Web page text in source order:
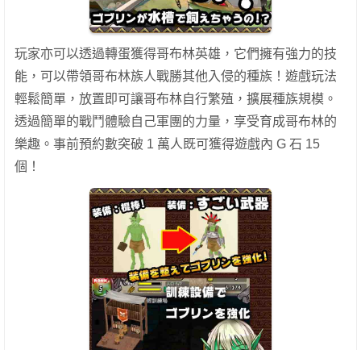
玩家亦可以透過轉蛋獲得哥布林英雄，它們擁有強力的技
能，可以帶領哥布林族人戰勝其他入侵的種族！遊戲玩法
輕鬆簡單，放置即可讓哥布林自行繁殖，擴展種族規模。
透過簡單的戰鬥體驗自己軍團的力量，享受育成哥布林的
樂趣。事前預約數突破 1 萬人既可獲得遊戲內 G 石 15
個！